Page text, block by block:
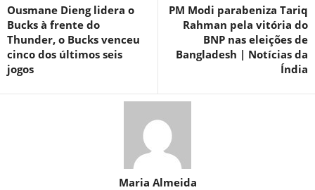
Ousmane Dieng lidera o
Bucks à frente do
Thunder, o Bucks venceu
cinco dos últimos seis
jogos
PM Modi parabeniza Tariq
Rahman pela vitória do
BNP nas eleições de
Bangladesh | Notícias da
Índia
Maria Almeida